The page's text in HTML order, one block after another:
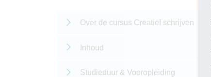
Over de cursus Creatief schrijven
Inhoud
Studieduur & Vooropleiding